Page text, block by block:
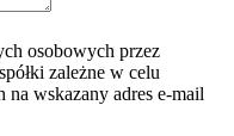
osobowych przez
zależne w celu
na wskazany adres e-⁠mail